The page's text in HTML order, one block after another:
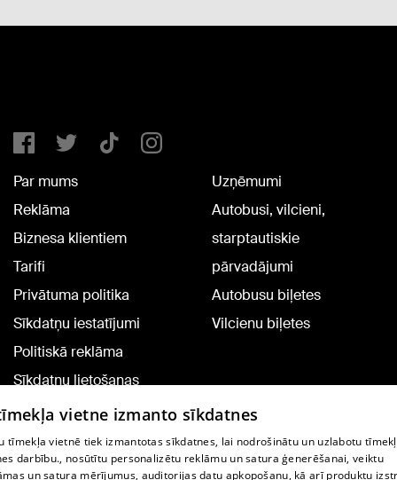
Par mums
Reklāma
Biznesa klientiem
Tarifi
Privātuma politika
Sīkdatņu iestatījumi
Politiskā reklāma
Sīkdatņu lietošanas
noteikumi
Komentāru pievienošana
Uzņēmumi
Autobusi, vilcieni,
starptautiskie
pārvadājumi
Autobusu biļetes
Vilcienu biļetes
vietne izmanto sīkdatnes
tīmekļa vietnē tiek izmantotas sīkdatnes, lai nodrošinātu un uzlabotu
darbību., nosūtītu personalizētu reklāmu un satura ģenerēšanai, veiktu
un satura mērījumus, auditorijas datu apkopošanu, kā arī produktu